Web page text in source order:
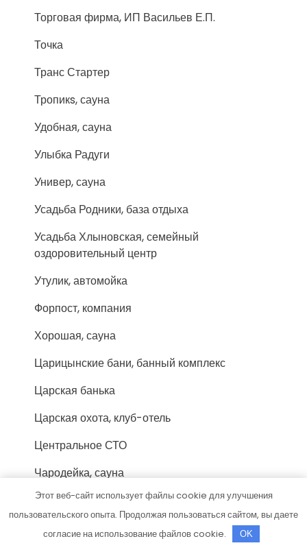
Торговая фирма, ИП Васильев Е.П.
Точка
Транс Стартер
Тропикs, сауна
Удобная, сауна
Улыбка Радуги
Универ, сауна
Усадьба Родники, база отдыха
Усадьба Хлыновская, семейный
оздоровительный центр
Утулик, автомойка
Форпост, компания
Хорошая, сауна
Царицынские бани, банный комплекс
Царская банька
Царская охота, клуб-отель
Центральное СТО
Чародейка, сауна
Черемушки, автокомплекс
Черемушки, автокомплекс
Этот веб-сайт использует файлы cookie для улучшения
пользовательского опыта. Продолжая пользоваться сайтом, вы даете
согласие на использование файлов cookie.
OK